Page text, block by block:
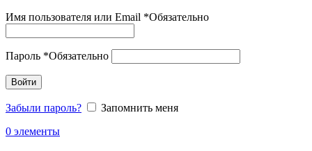
Имя пользователя или Email *Обязательно
Пароль *Обязательно
Войти
Забыли пароль?
Запомнить меня
0 элементы